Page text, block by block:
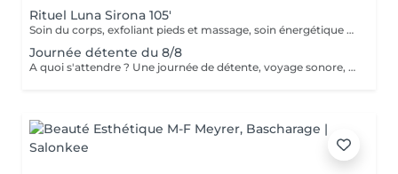
Rituel Luna Sirona 105'
Soin du corps, exfoliant pieds et massage, soin énergétique accompagné de la déesse Sirona
Journée détente du 8/8
A quoi s'attendre ? Une journée de détente, voyage sonore, un massage relaxant de 25', un hydromassage, un goûter de 14h à 18h30.